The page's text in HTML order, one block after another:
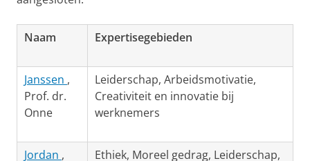
Naam Expertisegebieden
Janssen ,
Prof. dr.
Onne
Leiderschap, Arbeidsmotivatie,
Creativiteit en innovatie bij
werknemers
Jordan ,
Ethiek, Moreel gedrag, Leiderschap,